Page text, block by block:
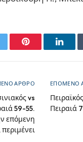
Pinterest
ΆΡΘΡΟ
vs
59-55.
επόμενη
ΕΠΌΜΕΝΟ
Πειραιά